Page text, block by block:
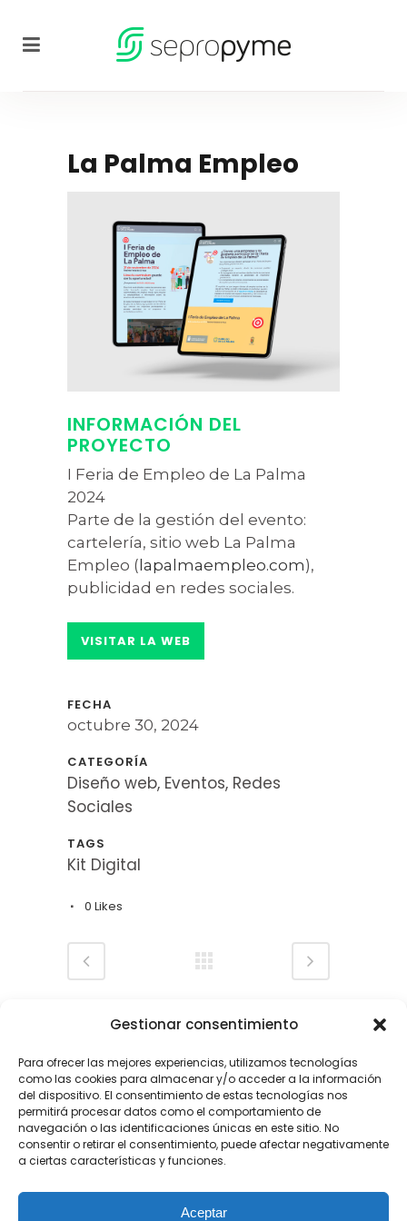
Gestionar consentimiento
Para ofrecer las mejores experiencias, utilizamos tecnologías
como las cookies para almacenar y/o acceder a la información
del dispositivo. El consentimiento de estas tecnologías nos
permitirá procesar datos como el comportamiento de
navegación o las identificaciones únicas en este sitio. No
consentir o retirar el consentimiento, puede afectar negativamente
a ciertas características y funciones.
Aceptar
La Palma Empleo
INFORMACIÓN DEL
PROYECTO
I Feria de Empleo de La Palma
2024
Parte de la gestión del evento:
cartelería, sitio web La Palma
Empleo ( lapalmaempleo.com),
publicidad en redes sociales.
VISITAR LA WEB
FECHA
octubre 30, 2024
CATEGORÍA
Diseño web, Eventos, Redes
Sociales
TAGS
Kit Digital
0 Likes
Teléfono: (+34) 922 05 22 66
Email: info@sepropyme.com
Isla de La Palma, Canarias